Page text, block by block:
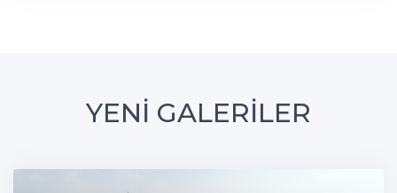
YENİ GALERİLER